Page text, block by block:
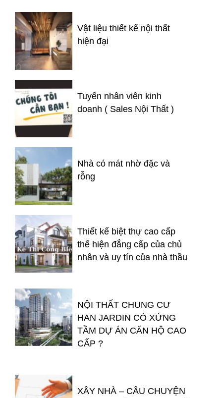
Vật liệu thiết kế nội thất
hiện đại
Tuyển nhân viên kinh
doanh ( Sales Nội Thất )
Nhà có mát nhờ đặc và
rỗng
Thiết kế biệt thự cao cấp
thể hiện đẳng cấp của chủ
nhân và uy tín của nhà thầu
NỘI THẤT CHUNG CƯ
HAN JARDIN CÓ XỨNG
TẦM DỰ ÁN CĂN HỘ CAO
CẤP ?
XÂY NHÀ – CÂU CHUYỆN